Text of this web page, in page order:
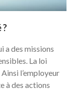
?
a des missions
La loi
l’employeur
à des actions